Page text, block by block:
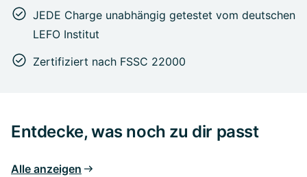
JEDE Charge unabhängig getestet vom deutschen
LEFO Institut
Zertifiziert nach FSSC 22000
Entdecke, was noch zu dir passt
Alle anzeigen